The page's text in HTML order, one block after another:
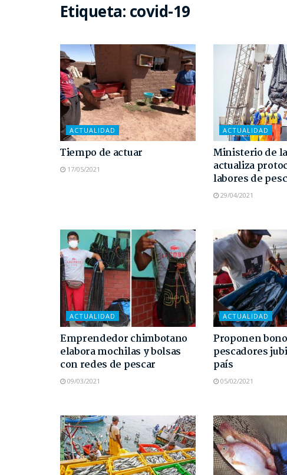
Etiqueta: covid-19
ACTUALIDAD
Tiempo de actuar
17/05/2021
ACTUALIDAD
Ministerio de
actualiza
labores de
29/04/2021
ACTUALIDAD
Emprendedor chimbotano
elabora mochilas y bolsas
con redes de pescar
09/03/2021
ACTUALIDAD
Proponen
pescadores
país
05/02/2021